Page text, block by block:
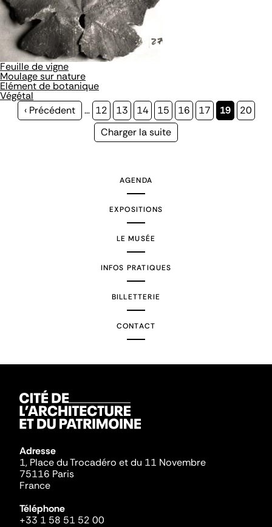
Feuille de vigne
Moulage sur nature
Elément de botanique
Végétal
Page
‹ Précédent … Page
12 Page
13 Page
14 Page
15 Page
16 Page
17
Page
19 Page
20
Page
Charger la suite
AGENDA
EXPOSITIONS
LE MUSÉE
INFOS PRATIQUES
BILLETTERIE
CONTACT
Adresse
1, Place du Trocadéro et du 11 Novembre
75116 Paris
France
Téléphone
+33 1 58 51 52 00